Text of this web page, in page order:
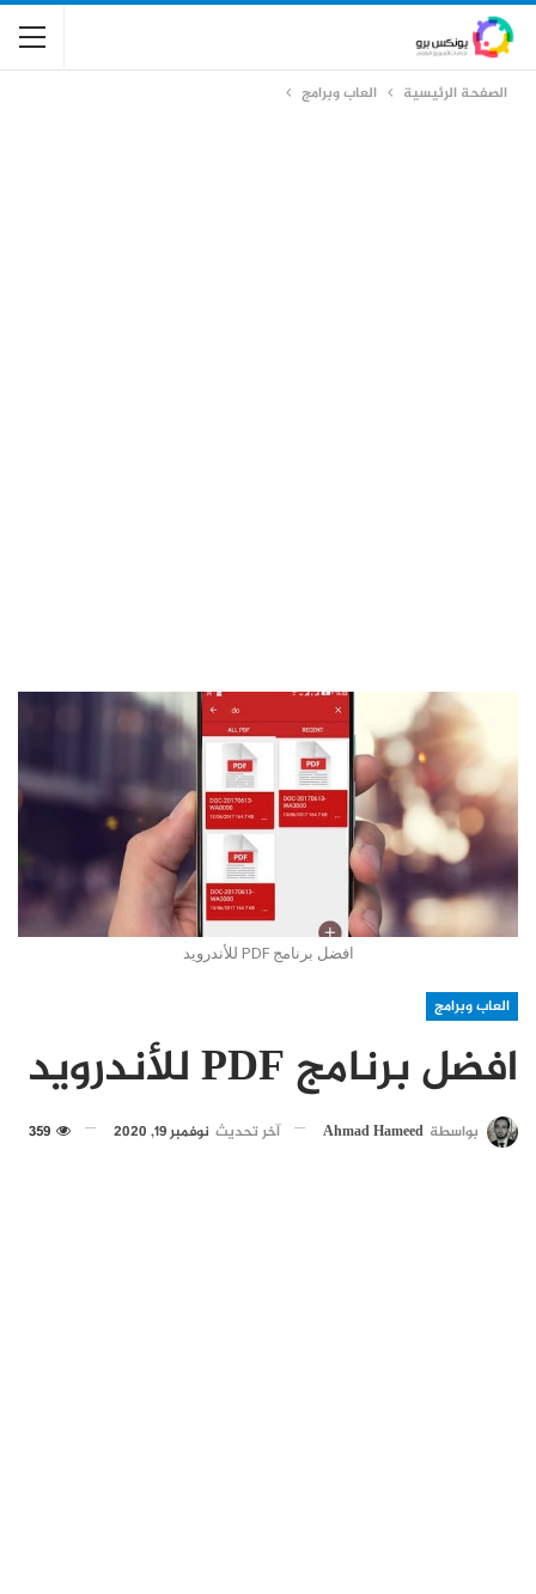
الصفحة الرئيسية العاب وبرامج
افضل برنامج PDF للأندرويد
العاب وبرامج
افضل برنامج PDF للأندرويد
بواسطة Ahmad Hameed آخر تحديث نوفمبر 19, 2020